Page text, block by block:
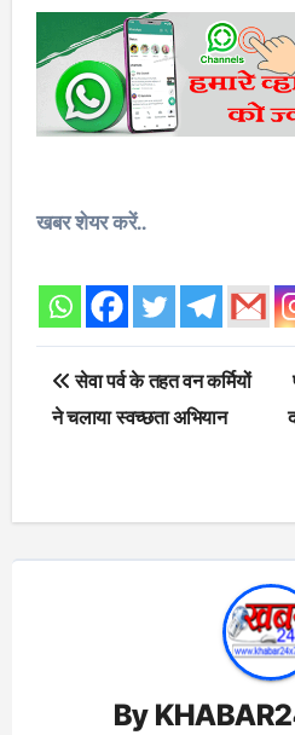
खबर शेयर करें..
Post
navigation
सेवा पर्व के तहत वन कर्मियों
ने चलाया स्वच्छता अभियान
By